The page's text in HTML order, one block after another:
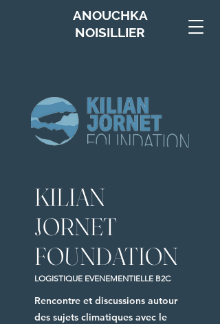
ANOUCHKA
NOISILLIER
KILIAN
JORNET
FOUNDATION
LOGISTIQUE EVENEMENTIELLE B2C
Rencontre et discussions autour
des sujets climatiques avec le